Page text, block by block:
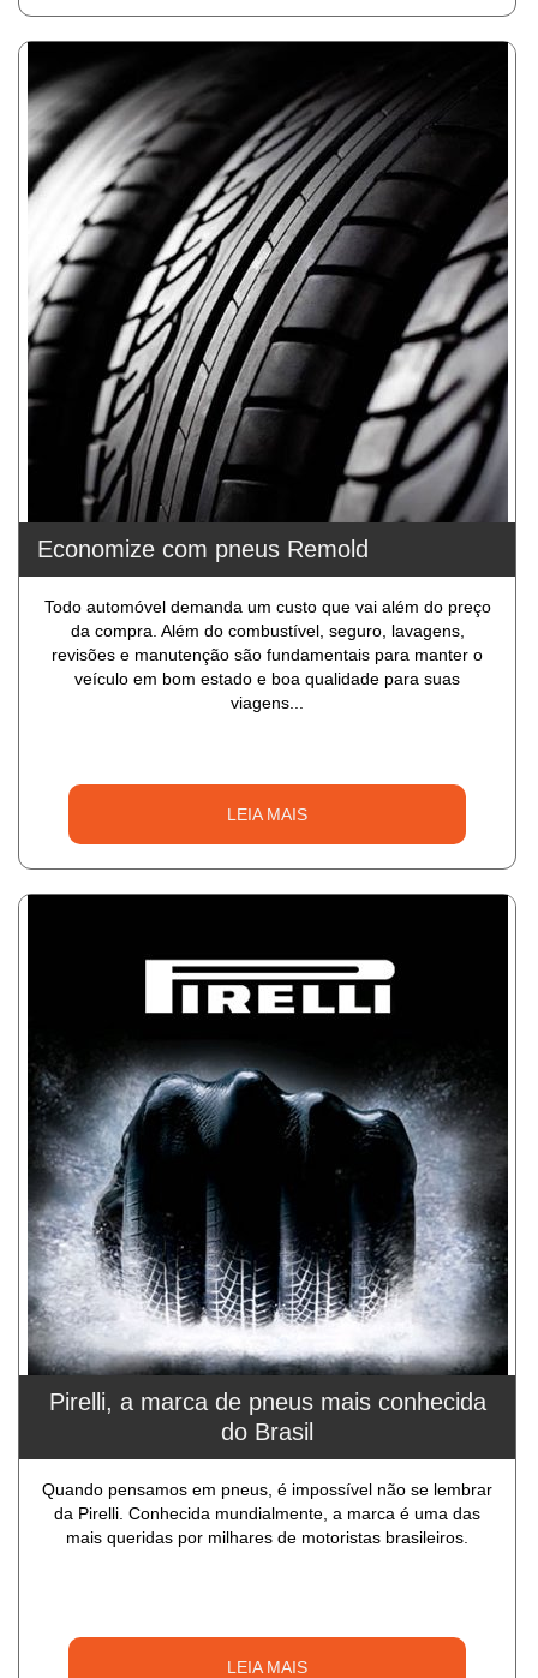
Economize com pneus Remold
Todo automóvel demanda um custo que vai além do preço
da compra. Além do combustível, seguro, lavagens,
revisões e manutenção são fundamentais para manter o
veículo em bom estado e boa qualidade para suas
viagens...
LEIA MAIS
Pirelli, a marca de pneus mais conhecida
do Brasil
Quando pensamos em pneus, é impossível não se lembrar
da Pirelli. Conhecida mundialmente, a marca é uma das
mais queridas por milhares de motoristas brasileiros.
LEIA MAIS